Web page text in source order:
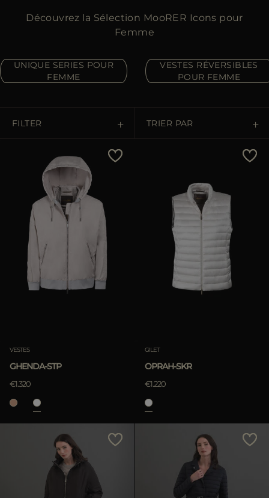
PLUS DE PAYS
Découvrez la Sélection MooRER Icons pour
Femme
UNIQUE SERIES POUR
FEMME
VESTES RÉVERSIBLES
POUR FEMME
FILTER TRIER PAR
APPLIQUER
Prix Croissant
Prix Décroissant
Les Plus Vendus
Les Plus Populaires
VESTES
GHENDA-STP
€1.320
GILET
OPRAH-SKR
€1.220